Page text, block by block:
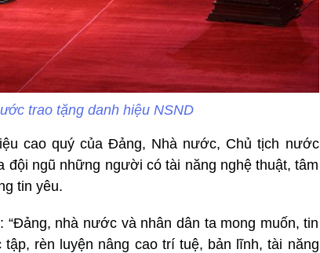
trao tặng danh hiệu NSND
cao quý của Đảng, Nhà nước, Chủ tịch nước
ngũ những người có tài năng nghệ thuật, tâm
tin yêu.
nhà nước và nhân dân ta mong muốn, tin
rèn luyện nâng cao trí tuệ, bản lĩnh, tài năng